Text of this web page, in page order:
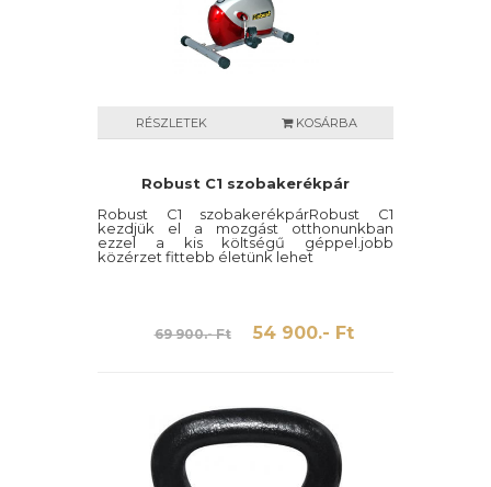
RÉSZLETEK KOSÁRBA
Robust C1 szobakerékpár
Robust C1 szobakerékpárRobust C1
kezdjük el a mozgást otthonunkban
ezzel a kis költségű géppel.jobb
közérzet fittebb életünk lehet
69 900.- Ft 54 900.- Ft